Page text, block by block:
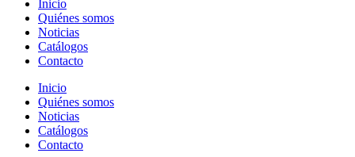
Inicio
Quiénes somos
Noticias
Catálogos
Contacto
Inicio
Quiénes somos
Noticias
Catálogos
Contacto